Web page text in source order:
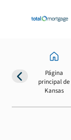
Página
principal de
Kansas